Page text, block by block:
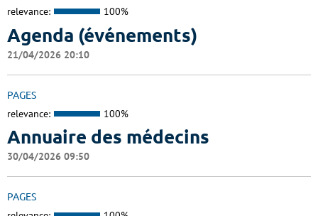
relevance: 100%
Agenda (événements)
21/04/2026 20:10
PAGES
relevance: 100%
Annuaire des médecins
30/04/2026 09:50
PAGES